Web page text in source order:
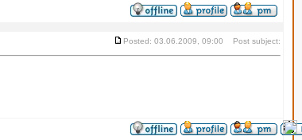
Posted: 03.06.2009, 09:00 Post subject: